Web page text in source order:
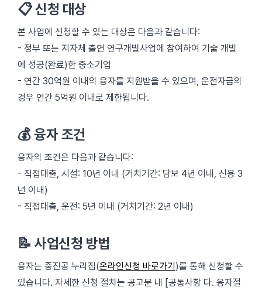
📋 신청 대상
본 사업에 신청할 수 있는 대상은 다음과 같습니다:
- 정부 또는 지자체 출연 연구개발사업에 참여하여 기술 개발
에 성공(완료)한 중소기업
- 연간 30억원 이내의 융자를 지원받을 수 있으며, 운전자금의
경우 연간 5억원 이내로 제한됩니다.
💰 융자 조건
융자의 조건은 다음과 같습니다:
- 직접대출, 시설: 10년 이내 (거치기간: 담보 4년 이내, 신용 3
년 이내)
- 직접대출, 운전: 5년 이내 (거치기간: 2년 이내)
📝 사업신청 방법
융자는 중진공 누리집(온라인신청 바로가기)를 통해 신청할 수
있습니다. 자세한 신청 절차는 공고문 내 [공통사항 다. 융자절